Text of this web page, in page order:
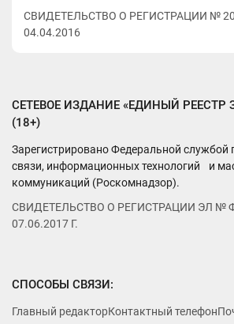
СВИДЕТЕЛЬСТВО О РЕГИСТРАЦИИ №
04.04.2016
СЕТЕВОЕ ИЗДАНИЕ «ЕДИНЫЙ
(18+)
Зарегистрировано Федеральной службой
связи, информационных технологий и
коммуникаций (Роскомнадзор).
СВИДЕТЕЛЬСТВО О РЕГИСТРАЦИИ ЭЛ №
07.06.2017 Г.
СПОСОБЫ СВЯЗИ:
Главный редакторКонтактный телефон